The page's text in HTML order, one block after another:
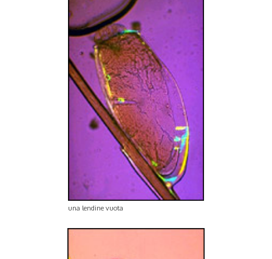
una lendine vuota